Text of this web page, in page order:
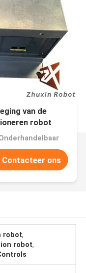
van de
robot
Contacteer ons
robot,
robot,